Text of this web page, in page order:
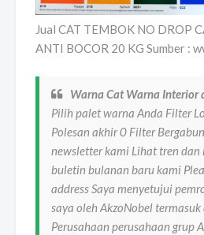
Jual CAT TEMBOK NO DROP
ANTI BOCOR 20 KG Sumber :
Warna Cat Warna Interior
Pilih palet warna Anda Filter
Polesan akhir 0 Filter
newsletter kami Lihat tren dan
buletin bulanan baru kami
address Saya menyetujui
saya oleh AkzoNobel
Perusahaan perusahaan grup